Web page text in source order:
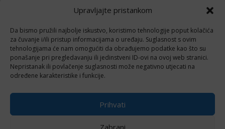
Upravljajte pristankom
Da bismo pružili najbolje iskustvo, koristimo tehnologije poput kolačića
za čuvanje i/ili pristup informacijama o uređaju. Suglasnost s ovim
tehnologijama će nam omogućiti da obrađujemo podatke kao što su
ponašanje pri pregledavanju ili jedinstveni ID-ovi na ovoj web stranici.
Nepristanak ili povlačenje suglasnosti može negativno utjecati na
određene karakteristike i funkcije.
Prihvati
Zabrani
Email:knjigovodstvo@makora.hr
Dokumenti
Pravila privatnosti
Politika kolačića (EU)